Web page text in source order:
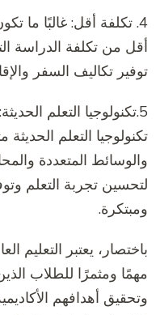
4. تكلفة أقل: غالبًا ما
أقل من تكلفة الدراسة
توفير تكاليف السفر
5.تكنولوجيا التعلم
تكنولوجيا التعلم
والوسائط المتعددة
لتحسين تجربة التعلم
ومبتكرة.
باختصار، يعتبر التعليم
مهمًا ومثمرًا للطلاب
وتحقيق أهدافهم